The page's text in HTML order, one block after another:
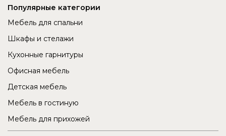
Популярные категории
Мебель для спальни
Шкафы и стелажи
Кухонные гарнитуры
Офисная мебель
Детская мебель
Мебель в гостиную
Мебель для прихожей